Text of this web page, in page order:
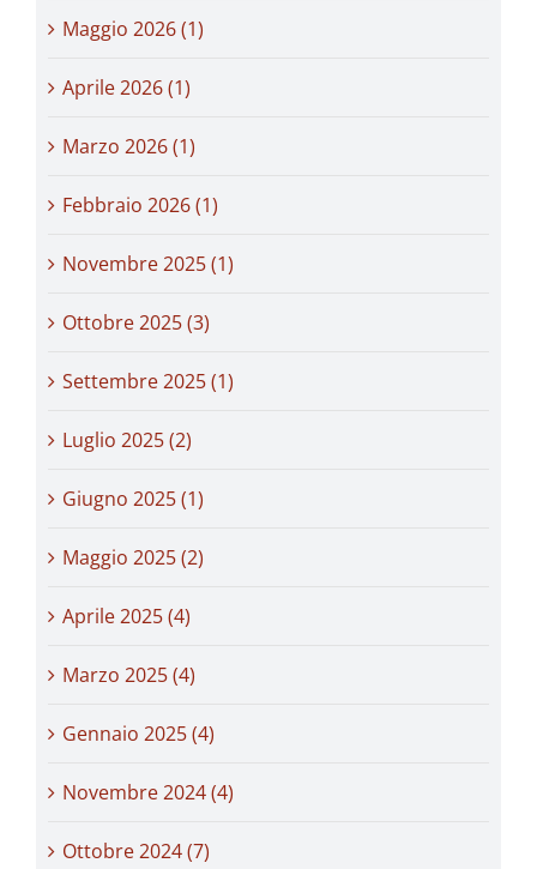
Maggio 2026 (1)
Aprile 2026 (1)
Marzo 2026 (1)
Febbraio 2026 (1)
Novembre 2025 (1)
Ottobre 2025 (3)
Settembre 2025 (1)
Luglio 2025 (2)
Giugno 2025 (1)
Maggio 2025 (2)
Aprile 2025 (4)
Marzo 2025 (4)
Gennaio 2025 (4)
Novembre 2024 (4)
Ottobre 2024 (7)